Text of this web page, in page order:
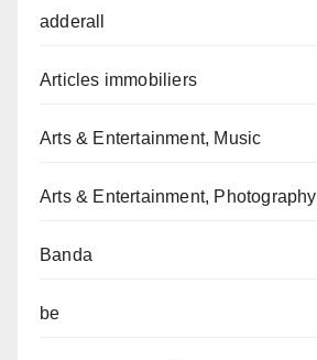
adderall
Articles immobiliers
Arts & Entertainment, Music
Arts & Entertainment, Photography
Banda
be